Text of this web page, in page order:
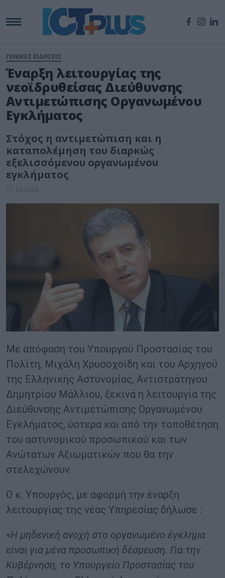
ΓΕΝΙΚΕΣ ΕΙΔΗΣΕΙΣ
Έναρξη λειτουργίας της
νεοϊδρυθείσας Διεύθυνσης
Αντιμετώπισης Οργανωμένου
Εγκλήματος
Στόχος η αντιμετώπιση και η
καταπολέμηση του διαρκώς
εξελισσόμενου οργανωμένου
εγκλήματος
17.10.2024
Με απόφαση του Υπουργού Προστασίας του
Πολίτη, Μιχάλη Χρυσοχοϊδη και του Αρχηγού
της Ελληνικής Αστυνομίας, Αντιστράτηγου
Δημητρίου Μάλλιου, ξεκινά η λειτουργία της
Διεύθυνσης Αντιμετώπισης Οργανωμένου
Εγκλήματος, ύστερα και από την τοποθέτηση
του αστυνομικού προσωπικού και των
Ανώτατων Αξιωματικών που θα την
στελεχώνουν.
Ο κ. Υπουργός, με αφορμή την έναρξη
λειτουργίας της νέας Υπηρεσίας δήλωσε :
«Η μηδενική ανοχή στο οργανωμένο έγκλημα
είναι για μένα προσωπική δέσμευση. Για την
Κυβέρνηση, το Υπουργείο Προστασίας του